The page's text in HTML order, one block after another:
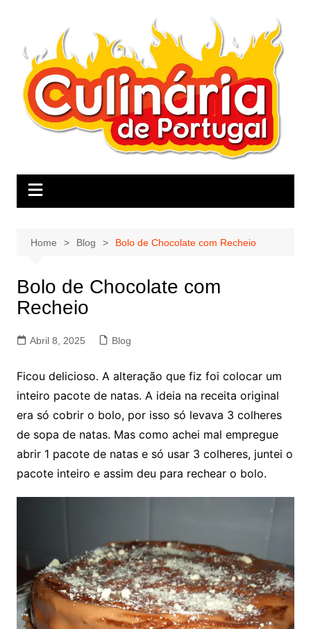
Home Blog Bolo de Chocolate com Recheio
Bolo de Chocolate com
Recheio
Abril 8, 2025 Blog
Ficou delicioso. A alteração que fiz foi colocar um
inteiro pacote de natas. A ideia na receita original
era só cobrir o bolo, por isso só levava 3 colheres
de sopa de natas. Mas como achei mal empregue
abrir 1 pacote de natas e só usar 3 colheres, juntei o
pacote inteiro e assim deu para rechear o bolo.